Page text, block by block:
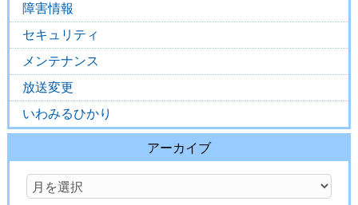
障害情報
セキュリティ
メンテナンス
放送変更
いわみるひかり
アーカイブ